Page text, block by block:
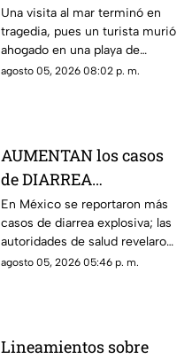
PLAYA de Veracruz;
esto se sabe
Una visita al mar terminó en
tragedia, pues un turista murió
ahogado en una playa de
Veracruz, lo que movilizó a
agosto 05, 2026 08:02 p. m.
AUMENTAN los casos
de DIARREA
EXPLOSIVA en México;
esto revelaron de los
pacientes
En México se reportaron más
casos de diarrea explosiva; las
autoridades de salud revelaron
detalles sobre los pacientes.
agosto 05, 2026 05:46 p. m.
Lineamientos sobre